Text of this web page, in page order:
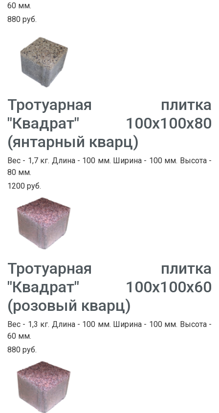
60 мм.
880 руб.
Тротуарная плитка
"Квадрат" 100х100х80
(янтарный кварц)
Вес - 1,7 кг. Длина - 100 мм. Ширина - 100 мм. Высота -
80 мм.
1200 руб.
Тротуарная плитка
"Квадрат" 100х100х60
(розовый кварц)
Вес - 1,3 кг. Длина - 100 мм. Ширина - 100 мм. Высота -
60 мм.
880 руб.